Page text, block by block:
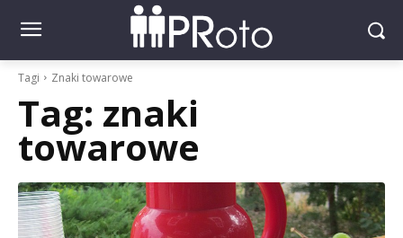
Tagi Znaki towarowe
Tag: znaki
towarowe